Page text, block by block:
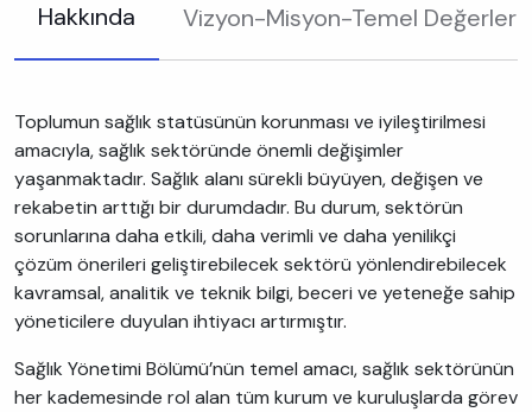
Hakkında Vizyon-Misyon-Temel Değerler
Toplumun sağlık statüsünün korunması ve iyileştirilmesi
amacıyla, sağlık sektöründe önemli değişimler
yaşanmaktadır. Sağlık alanı sürekli büyüyen, değişen ve
rekabetin arttığı bir durumdadır. Bu durum, sektörün
sorunlarına daha etkili, daha verimli ve daha yenilikçi
çözüm önerileri geliştirebilecek sektörü yönlendirebilecek
kavramsal, analitik ve teknik bilgi, beceri ve yeteneğe sahip
yöneticilere duyulan ihtiyacı artırmıştır.
Sağlık Yönetimi Bölümü’nün temel amacı, sağlık sektörünün
her kademesinde rol alan tüm kurum ve kuruluşlarda görev